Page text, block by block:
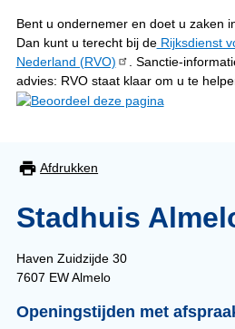
Bent u ondernemer en doet u zaken
Dan kunt u terecht bij deRijksdienst
Nederland (RVO)
. Sanctie-
advies: RVO staat klaar om u te
Afdrukken
Stadhuis
Haven Zuidzijde 30
7607 EW Almelo
Openingstijden met